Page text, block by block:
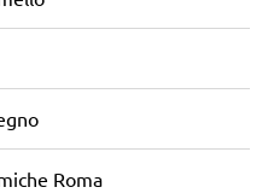
Roma